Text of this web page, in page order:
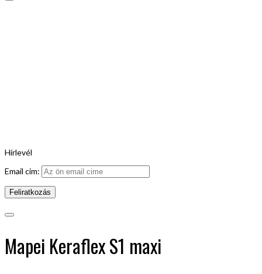
Hírlevél
Email cim:
Mapei Keraflex S1 maxi